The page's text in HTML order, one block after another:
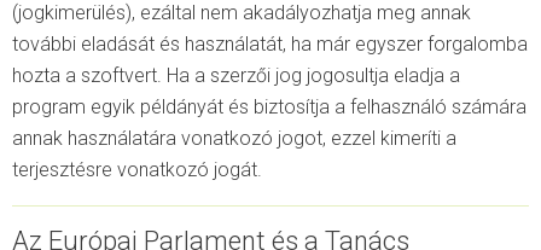
(jogkimerülés), ezáltal nem akadályozhatja meg annak
további eladását és használatát, ha már egyszer forgalomba
hozta a szoftvert. Ha a szerzői jog jogosultja eladja a
program egyik példányát és biztosítja a felhasználó számára
annak használatára vonatkozó jogot, ezzel kimeríti a
terjesztésre vonatkozó jogát.
Az Európai Parlament és a Tanács